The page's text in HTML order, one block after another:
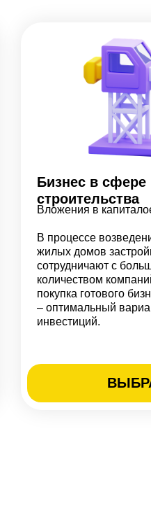
Вложения в
В процессе
жилых домов
сотрудничают с
количеством
покупка готового
– оптимальный
инвестиций.
Бизнес в сфере
строительства